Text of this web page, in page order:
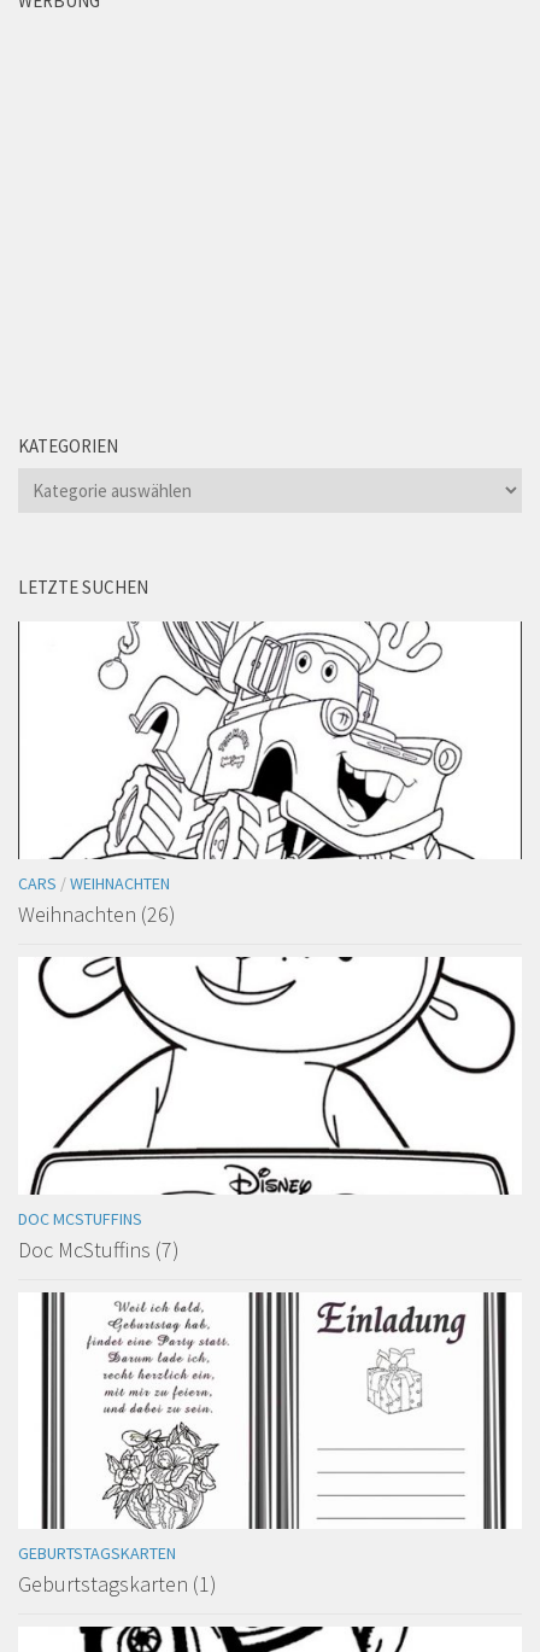
KATEGORIEN
Kategorien
LETZTE SUCHEN
CARS /WEIHNACHTEN
Weihnachten (26)
DOC MCSTUFFINS
Doc McStuffins (7)
GEBURTSTAGSKARTEN
Geburtstagskarten (1)